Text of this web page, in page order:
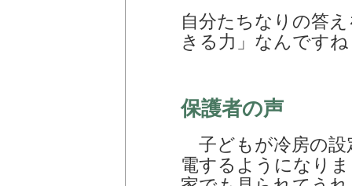
自分たちなりの答
きる力」なんです
保護者の声
子どもが冷房の設
電するようになり